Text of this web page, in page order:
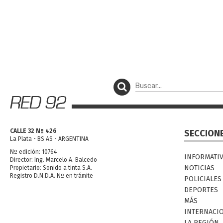
CALLE 32 Nº 426
La Plata - BS AS - ARGENTINA
Nº edición: 10764
Director: Ing. Marcelo A. Balcedo
Propietario: Sonido a tinta S.A.
Registro D.N.D.A. Nº en trámite
NOTICIAS
POLICIALES
DEPORTES
MÁS